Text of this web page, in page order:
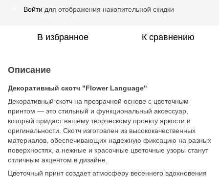
Войти для отображения накопительной скидки
В избранное К сравнению
Описание
Декоративный скотч "Flower Language"
Декоративный скотч на прозрачной основе с цветочным
принтом — это стильный и функциональный аксессуар,
который придаст вашему творческому проекту яркости и
оригинальности. Скотч изготовлен из высококачественных
материалов, обеспечивающих надежную фиксацию на разных
поверхностях, а нежные и красочные цветочные узоры станут
отличным акцентом в дизайне.
Цветочный принт создает атмосферу весеннего вдохновения